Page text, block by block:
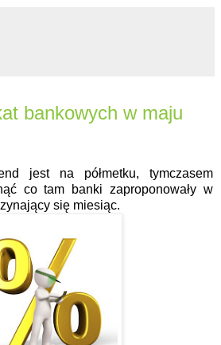
bankowych w maju
jest na półmetku, tymczasem
co tam banki zaproponowały w
się miesiąc.